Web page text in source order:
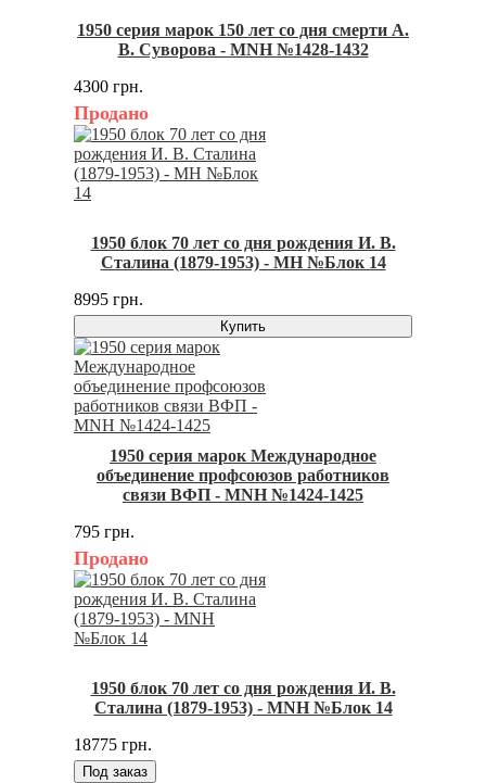
1950 серия марок 150 лет со дня смерти А.
В. Суворова - MNH №1428-1432
4300 грн.
Продано
1950 блок 70 лет со дня рождения И. В.
Сталина (1879-1953) - MH №Блок 14
8995 грн.
Купить
1950 серия марок Международное
объединение профсоюзов работников
связи ВФП - MNH №1424-1425
795 грн.
Продано
1950 блок 70 лет со дня рождения И. В.
Сталина (1879-1953) - MNH №Блок 14
18775 грн.
Под заказ